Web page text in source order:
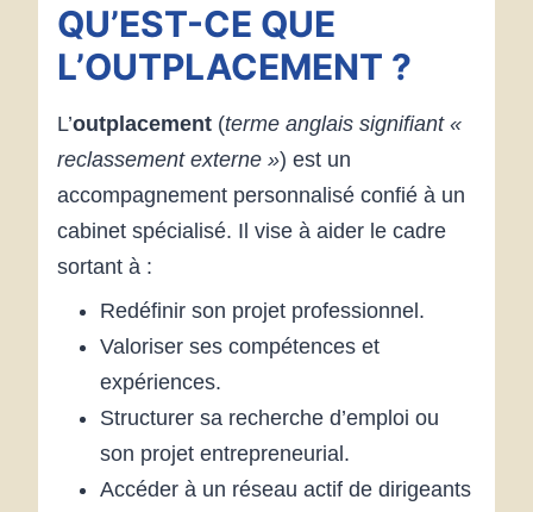
QU’EST-CE QUE
L’OUTPLACEMENT ?
L’outplacement (terme anglais signifiant «
reclassement externe ») est un
accompagnement personnalisé confié à un
cabinet spécialisé. Il vise à aider le cadre
sortant à :
Redéfinir son projet professionnel.
Valoriser ses compétences et
expériences.
Structurer sa recherche d’emploi ou
son projet entrepreneurial.
Accéder à un réseau actif de dirigeants